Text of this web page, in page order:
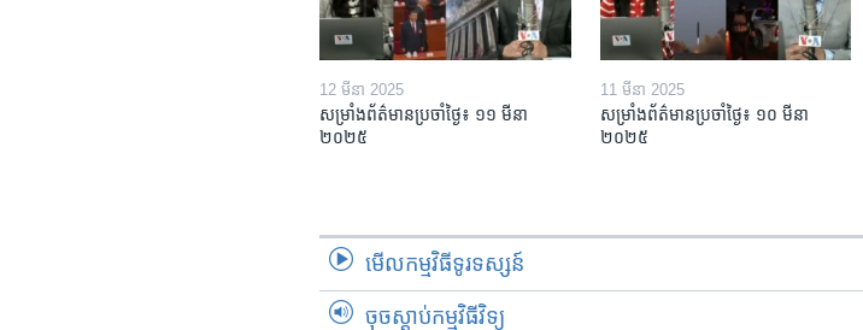
12 មីនា 2025
សម្រាំងព័ត៌មានប្រចាំថ្ងៃ៖ ១១ មីនា
២០២៥
11 មីនា 2025
សម្រាំងព័ត៌មានប្រចាំថ្ងៃ៖ ១០ មីនា
២០២៥
មើល​កម្មវិធី​ទូរទស្សន៍
ចុចស្តាប់កម្មវិធីវិទ្យុ